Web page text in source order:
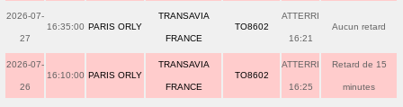
2026-07-
27
16:35:00 PARIS ORLY
TRANSAVIA
FRANCE
TO8602
ATTERRI
16:21
Aucun retard
2026-07-
26
16:10:00 PARIS ORLY
TRANSAVIA
FRANCE
TO8602
ATTERRI
16:25
Retard de 15
minutes